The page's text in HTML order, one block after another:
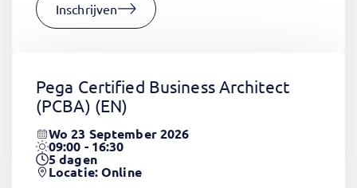
Inschrijven
Pega Certified Business Architect
(PCBA) (EN)
Wo 23 September 2026
09:00 - 16:30
5dagen
Locatie: Online